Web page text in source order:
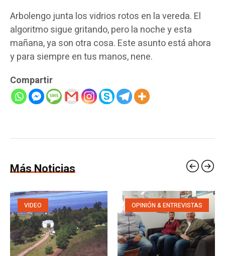
Arbolengo junta los vidrios rotos en la vereda. El
algoritmo sigue gritando, pero la noche y esta
mañana, ya son otra cosa. Este asunto está ahora
y para siempre en tus manos, nene.
Compartir
Más Noticias
VIDEO OPINIÓN & ENTREVISTAS